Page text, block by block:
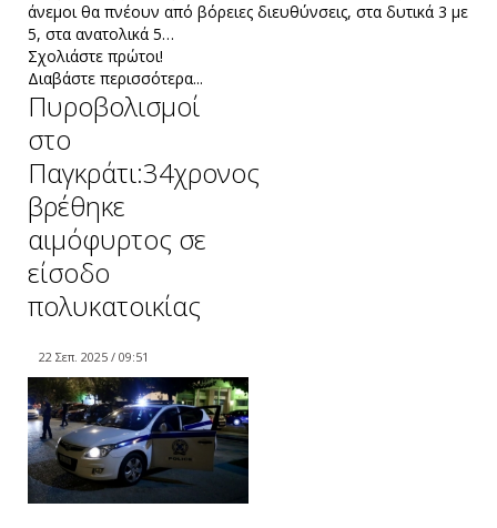
άνεμοι θα πνέουν από βόρειες διευθύνσεις, στα δυτικά 3 με
5, στα ανατολικά 5…
Σχολιάστε πρώτοι!
Διαβάστε περισσότερα...
Πυροβολισμοί
στο
Παγκράτι:34χρονος
βρέθηκε
αιμόφυρτος σε
είσοδο
πολυκατοικίας
22 Σεπ. 2025 / 09:51